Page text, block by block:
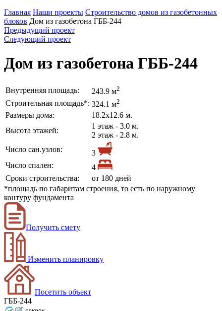
Главная Наши проекты Строительство домов из газобетонных
блоков Дом из газобетона ГББ-244
Предыдущий проект
Следующий проект
Дом из газобетона ГББ-244
Внутренняя площадь: 243.9 м2
Строительная площадь*: 324.1 м2
Размеры дома:
18.2х12.6 м.
Высота этажей:
1 этаж - 3.0 м.
2 этаж - 2.8 м.
Число сан.узлов:
3
Число спален:
4
Сроки строительства:
от 180 дней
*площадь по габаритам строения, то есть по наружному
контуру фундамента
Получить смету
Изменить планировку
Посетить объект
ГББ-244